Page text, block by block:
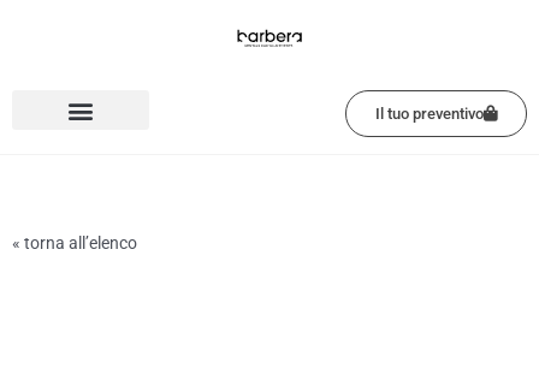
Il tuo preventivo
« torna all’elenco